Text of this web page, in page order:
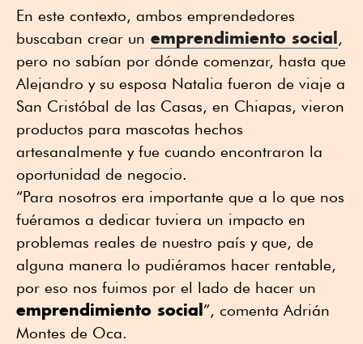
En este contexto, ambos emprendedores
buscaban crear un emprendimiento social,
pero no sabían por dónde comenzar, hasta que
Alejandro y su esposa Natalia fueron de viaje a
San Cristóbal de las Casas, en Chiapas, vieron
productos para mascotas hechos
artesanalmente y fue cuando encontraron la
oportunidad de negocio.
“Para nosotros era importante que a lo que nos
fuéramos a dedicar tuviera un impacto en
problemas reales de nuestro país y que, de
alguna manera lo pudiéramos hacer rentable,
por eso nos fuimos por el lado de hacer un
emprendimiento social”, comenta Adrián
Montes de Oca.